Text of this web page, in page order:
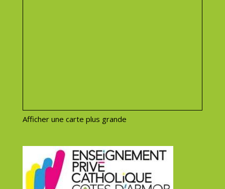
Afficher une carte plus grande